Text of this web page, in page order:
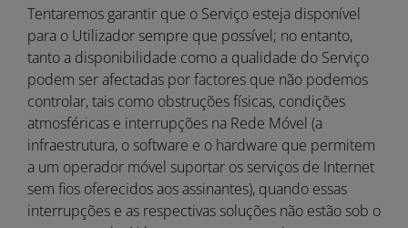
Tentaremos garantir que o Serviço esteja disponível
para o Utilizador sempre que possível; no entanto,
tanto a disponibilidade como a qualidade do Serviço
podem ser afectadas por factores que não podemos
controlar, tais como obstruções físicas, condições
atmosféricas e interrupções na Rede Móvel (a
infraestrutura, o software e o hardware que permitem
a um operador móvel suportar os serviços de Internet
sem fios oferecidos aos assinantes), quando essas
interrupções e as respectivas soluções não estão sob o